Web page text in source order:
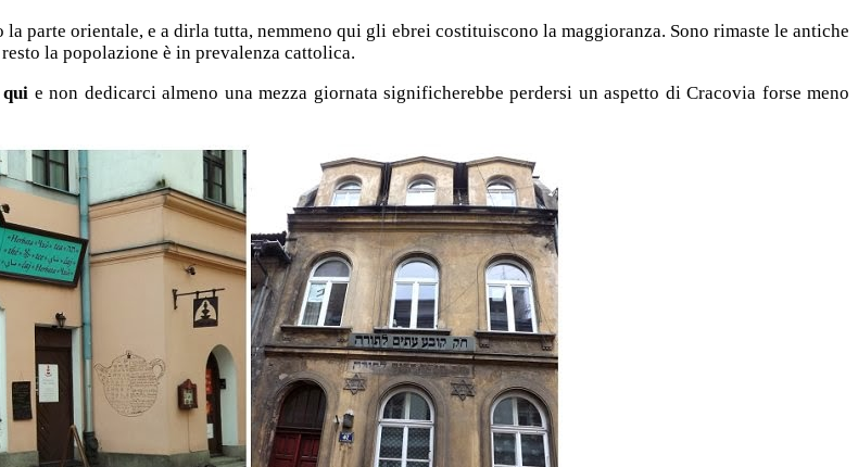
la parte orientale, e a dirla tutta, nemmeno qui gli ebrei costituiscono la maggioranza. Sono rimaste le antiche
la popolazione è in prevalenza cattolica.
e non dedicarci almeno una mezza giornata significherebbe perdersi un aspetto di Cracovia forse meno